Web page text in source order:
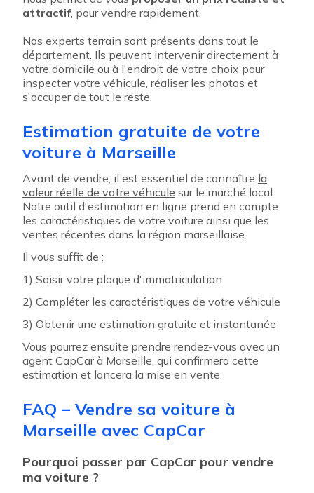
attractif, pour vendre rapidement.
Nos experts terrain sont présents dans tout le
département. Ils peuvent intervenir directement à
votre domicile ou à l'endroit de votre choix pour
inspecter votre véhicule, réaliser les photos et
s'occuper de tout le reste.
Estimation gratuite de votre
voiture à Marseille
Avant de vendre, il est essentiel de connaître la
valeur réelle de votre véhicule sur le marché local.
Notre outil d'estimation en ligne prend en compte
les caractéristiques de votre voiture ainsi que les
ventes récentes dans la région marseillaise.
Il vous suffit de :
1) Saisir votre plaque d'immatriculation
2) Compléter les caractéristiques de votre véhicule
3) Obtenir une estimation gratuite et instantanée
Vous pourrez ensuite prendre rendez-vous avec un
agent CapCar à Marseille, qui confirmera cette
estimation et lancera la mise en vente.
FAQ – Vendre sa voiture à
Marseille avec CapCar
Pourquoi passer par CapCar pour vendre
ma voiture ?